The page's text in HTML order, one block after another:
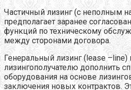
Частичный лизинг (с неполным
предполагает заранее
функций по техническому
между сторонами договора.
Генеральный лизинг (lease –line)
лизингополучателю дополнить
оборудования на основе
заключения новых контрактов.